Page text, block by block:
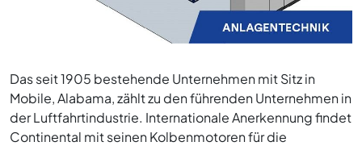
Das seit 1905 bestehende Unternehmen mit Sitz in
Mobile, Alabama, zählt zu den führenden Unternehmen in
der Luftfahrtindustrie. Internationale Anerkennung findet
Continental mit seinen Kolbenmotoren für die